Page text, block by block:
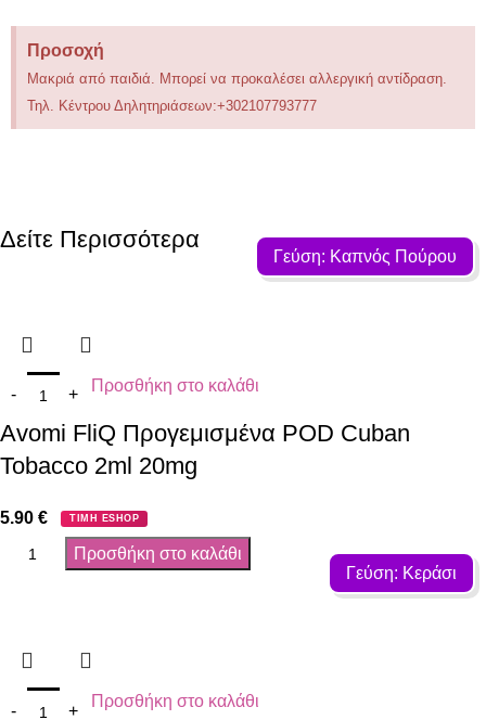
Προσοχή
Μακριά από παιδιά. Μπορεί να προκαλέσει αλλεργική αντίδραση.
Τηλ. Κέντρου Δηλητηριάσεων:+302107793777
Δείτε Περισσότερα
Γεύση: Καπνός Πούρου
Προσθήκη στο καλάθι
Avomi FliQ Προγεμισμένα POD Cuban
Tobacco 2ml 20mg
5.90 € ΤΙΜΗ ESHOP
Προσθήκη στο καλάθι
Γεύση: Κεράσι
Προσθήκη στο καλάθι